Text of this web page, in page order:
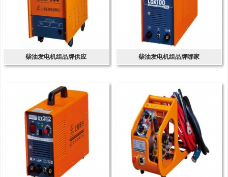
柴油发电机组品牌供应 柴油发电机组品牌哪家